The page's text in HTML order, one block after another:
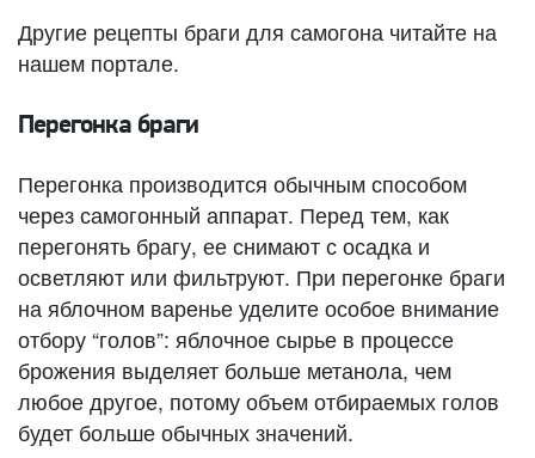
Другие рецепты браги для самогона читайте на
нашем портале.
Перегонка браги
Перегонка производится обычным способом
через самогонный аппарат. Перед тем, как
перегонять брагу, ее снимают с осадка и
осветляют или фильтруют. При перегонке браги
на яблочном варенье уделите особое внимание
отбору “голов”: яблочное сырье в процессе
брожения выделяет больше метанола, чем
любое другое, потому объем отбираемых голов
будет больше обычных значений.